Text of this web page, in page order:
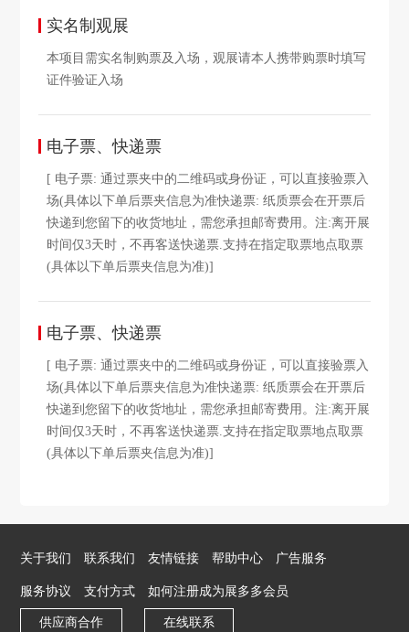
实名制观展
本项目需实名制购票及入场，观展请本人携带购票时填写
证件验证入场
电子票、快递票
[ 电子票: 通过票夹中的二维码或身份证，可以直接验票入
场(具体以下单后票夹信息为准快递票: 纸质票会在开票后
快递到您留下的收货地址，需您承担邮寄费用。注:离开展
时间仅3天时，不再客送快递票.支持在指定取票地点取票
(具体以下单后票夹信息为准)]
电子票、快递票
[ 电子票: 通过票夹中的二维码或身份证，可以直接验票入
场(具体以下单后票夹信息为准快递票: 纸质票会在开票后
快递到您留下的收货地址，需您承担邮寄费用。注:离开展
时间仅3天时，不再客送快递票.支持在指定取票地点取票
(具体以下单后票夹信息为准)]
关于我们 联系我们 友情链接 帮助中心 广告服务
服务协议 支付方式 如何注册成为展多多会员
供应商合作 在线联系